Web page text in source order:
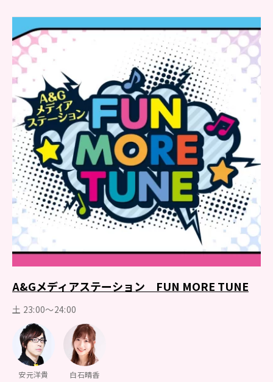
A&Gメディアステーション FUN MORE TUNE
土 23:00～24:00
安元洋貴 白石晴香